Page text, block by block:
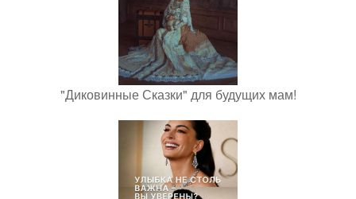
"Диковинные Сказки" для будущих мам!